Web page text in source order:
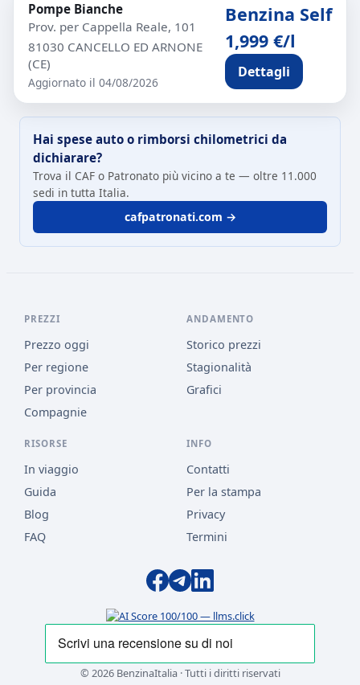
Pompe Bianche
Prov. per Cappella Reale, 101
81030 CANCELLO ED ARNONE
(CE)
Aggiornato il 04/08/2026
Benzina Self
1,999 €/l
Dettagli
Hai spese auto o rimborsi chilometrici da
dichiarare?
Trova il CAF o Patronato più vicino a te — oltre 11.000
sedi in tutta Italia.
cafpatronati.com →
PREZZI
Prezzo oggi
Per regione
Per provincia
Compagnie
ANDAMENTO
Storico prezzi
Stagionalità
Grafici
RISORSE
In viaggio
Guida
Blog
FAQ
INFO
Contatti
Per la stampa
Privacy
Termini
© 2026 BenzinaItalia · Tutti i diritti riservati